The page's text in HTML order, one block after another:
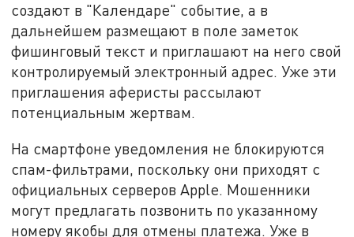
создают в "Календаре" событие, а в
дальнейшем размещают в поле заметок
фишинговый текст и приглашают на него свой
контролируемый электронный адрес. Уже эти
приглашения аферисты рассылают
потенциальным жертвам.
На смартфоне уведомления не блокируются
спам-фильтрами, поскольку они приходят с
официальных серверов Apple. Мошенники
могут предлагать позвонить по указанному
номеру якобы для отмены платежа. Уже в